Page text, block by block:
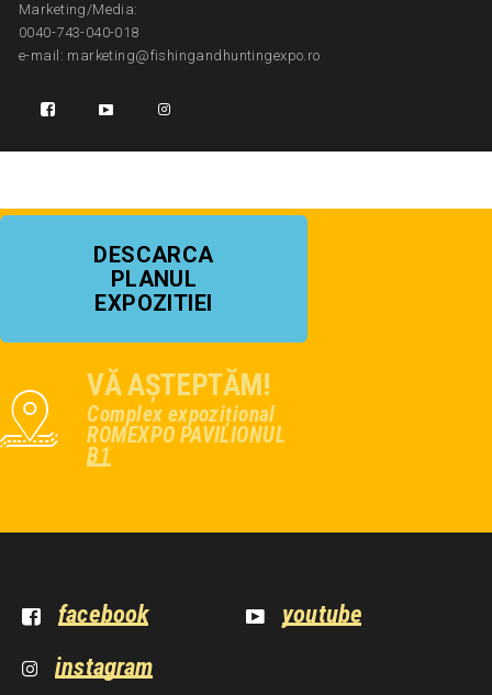
Marketing/Media:
0040-743-040-018
e-mail: marketing@fishingandhuntingexpo.ro
DESCARCA
PLANUL
EXPOZITIEI
VĂ AȘTEPTĂM!
Complex expozițional
ROMEXPO PAVILIONUL
B1
facebook
youtube
instagram